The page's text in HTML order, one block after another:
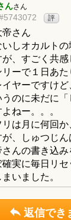
んさん
評
帝さん
しオカルト
、すごく共感
ーで１日あ
ヤーですけ
のに未だに
ねー。。。
は月に何回
、しゅつじん
んの書き込
実に毎日リセ
いました。
返信でき